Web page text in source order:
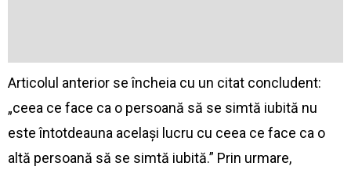
Articolul anterior se încheia cu un citat concludent:
„ceea ce face ca o persoană să se simtă iubită nu
este întotdeauna același lucru cu ceea ce face ca o
altă persoană să se simtă iubită.” Prin urmare,